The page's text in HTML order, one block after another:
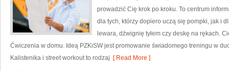
prowadzić Cię krok po kroku. To centrum
dla tych, którzy dopiero uczą się pompki, jak i
lewara, dźwignię tyłem czy deskę na rękach.
Ćwiczenia w domu. Ideą PZKiSW jest promowanie świadomego treningu w
Kalistenika i street workout to rodzaj [ Read More ]